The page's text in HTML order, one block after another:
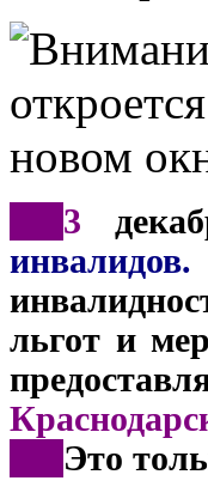
3
инвалидов.
льгот и
Это